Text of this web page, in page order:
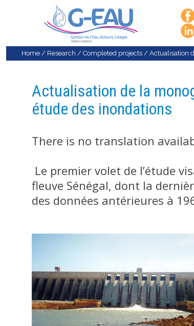
Home / Research / Completed projects / Actualisation
Actualisation de la
étude des inondations
There is no translation
Le premier volet de l’étude
fleuve Sénégal, dont la
des données antérieures à